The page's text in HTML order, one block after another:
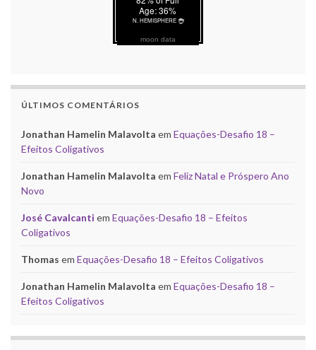
moon data
ÚLTIMOS COMENTÁRIOS
Jonathan Hamelin Malavolta em Equações-Desafio 18 –
Efeitos Coligativos
Jonathan Hamelin Malavolta em Feliz Natal e Próspero Ano
Novo
José Cavalcanti em Equações-Desafio 18 – Efeitos
Coligativos
Thomas em Equações-Desafio 18 – Efeitos Coligativos
Jonathan Hamelin Malavolta em Equações-Desafio 18 –
Efeitos Coligativos